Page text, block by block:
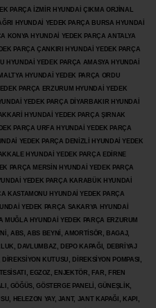
PARÇA İZMİR HYUNDAİ ÇIKMA ORJİNAL
HYUNDAİ YEDEK PARÇA BURSA HYUNDAİ
KONYA HYUNDAİ YEDEK PARÇA ANTALYA
PARÇA ÇANKIRI HYUNDAİ YEDEK PARÇA
HYUNDAİ YEDEK PARÇA AMASYA HYUNDAİ
HYUNDAİ YEDEK PARÇA ORDU
PARÇA ERZURUM HYUNDAİ YEDEK
YEDEK PARÇA DİYARBAKIR HYUNDAİ
HYUNDAİ YEDEK PARÇA ŞIRNAK
PARÇA URFA HYUNDAİ YEDEK PARÇA
YEDEK PARÇA DENİZLİ HYUNDAİ YEDEK
HYUNDAİ YEDEK PARÇA EDİRNE
PARÇA MERSİN HYUNDAİ YEDEK PARÇA
YEDEK PARÇA KARABÜK HYUNDAİ
KASTAMONU HYUNDAİ YEDEK PARÇA
YEDEK PARÇA SAKARYA HYUNDAİ
MUĞLA HYUNDAİ YEDEK PARÇA ERZURUM
ABS, ABS BEYNİ, AMORTİSÖR, BAGAJ,
DAVLUMBAZ, DEPO KAPAĞI, DEBRİYAJ
KUTUSU, DİREKSİYON POMPASI,
EGZOZ, ENJEKTÖR, FAR, FREN
GÖĞÜS, GÖSTERGE PANELİ, GÜNEŞLİK,
HELEZON YAY, JANT, JANT KAPAĞI, KAPI,